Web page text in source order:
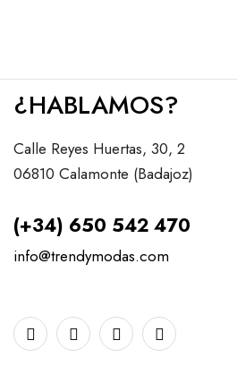
¿HABLAMOS?
Calle Reyes Huertas, 30, 2
06810 Calamonte (Badajoz)
(+34) 650 542 470
info@trendymodas.com